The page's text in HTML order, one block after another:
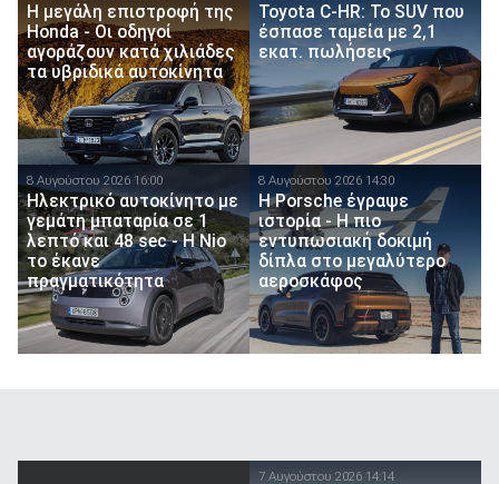
Η μεγάλη επιστροφή της
Honda - Οι οδηγοί
αγοράζουν κατά χιλιάδες
τα υβριδικά αυτοκίνητα
Toyota C-HR: Το SUV που
έσπασε ταμεία με 2,1
εκατ. πωλήσεις
8 Αυγούστου 2026 16:00
Ηλεκτρικό αυτοκίνητο με
γεμάτη μπαταρία σε 1
λεπτό και 48 sec - Η Nio
το έκανε
πραγματικότητα
8 Αυγούστου 2026 14:30
H Porsche έγραψε
ιστορία - H πιο
εντυπωσιακή δοκιμή
δίπλα στο μεγαλύτερο
αεροσκάφος
7 Αυγούστου 2026 14:14